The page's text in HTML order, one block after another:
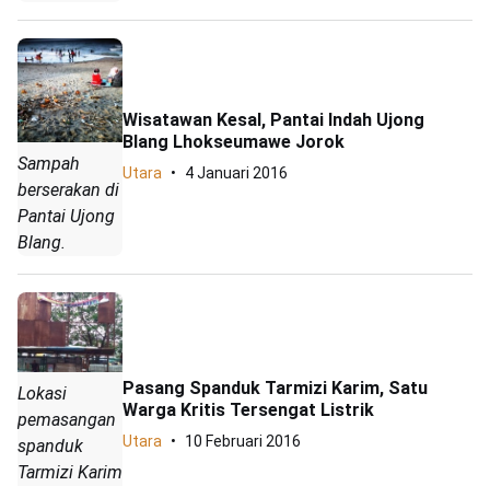
Sampah
berserakan di
Pantai Ujong
Blang.
Wisatawan Kesal, Pantai Indah Ujong
Blang Lhokseumawe Jorok
Utara 4 Januari 2016
Lokasi
pemasangan
spanduk
Tarmizi Karim
Pasang Spanduk Tarmizi Karim, Satu
Warga Kritis Tersengat Listrik
Utara 10 Februari 2016